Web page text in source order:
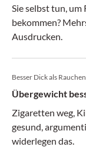
Sie selbst tun, um
bekommen?
Ausdrucken.
Besser Dick als Rauchen
Übergewicht
Zigaretten weg,
gesund,
widerlegen das.